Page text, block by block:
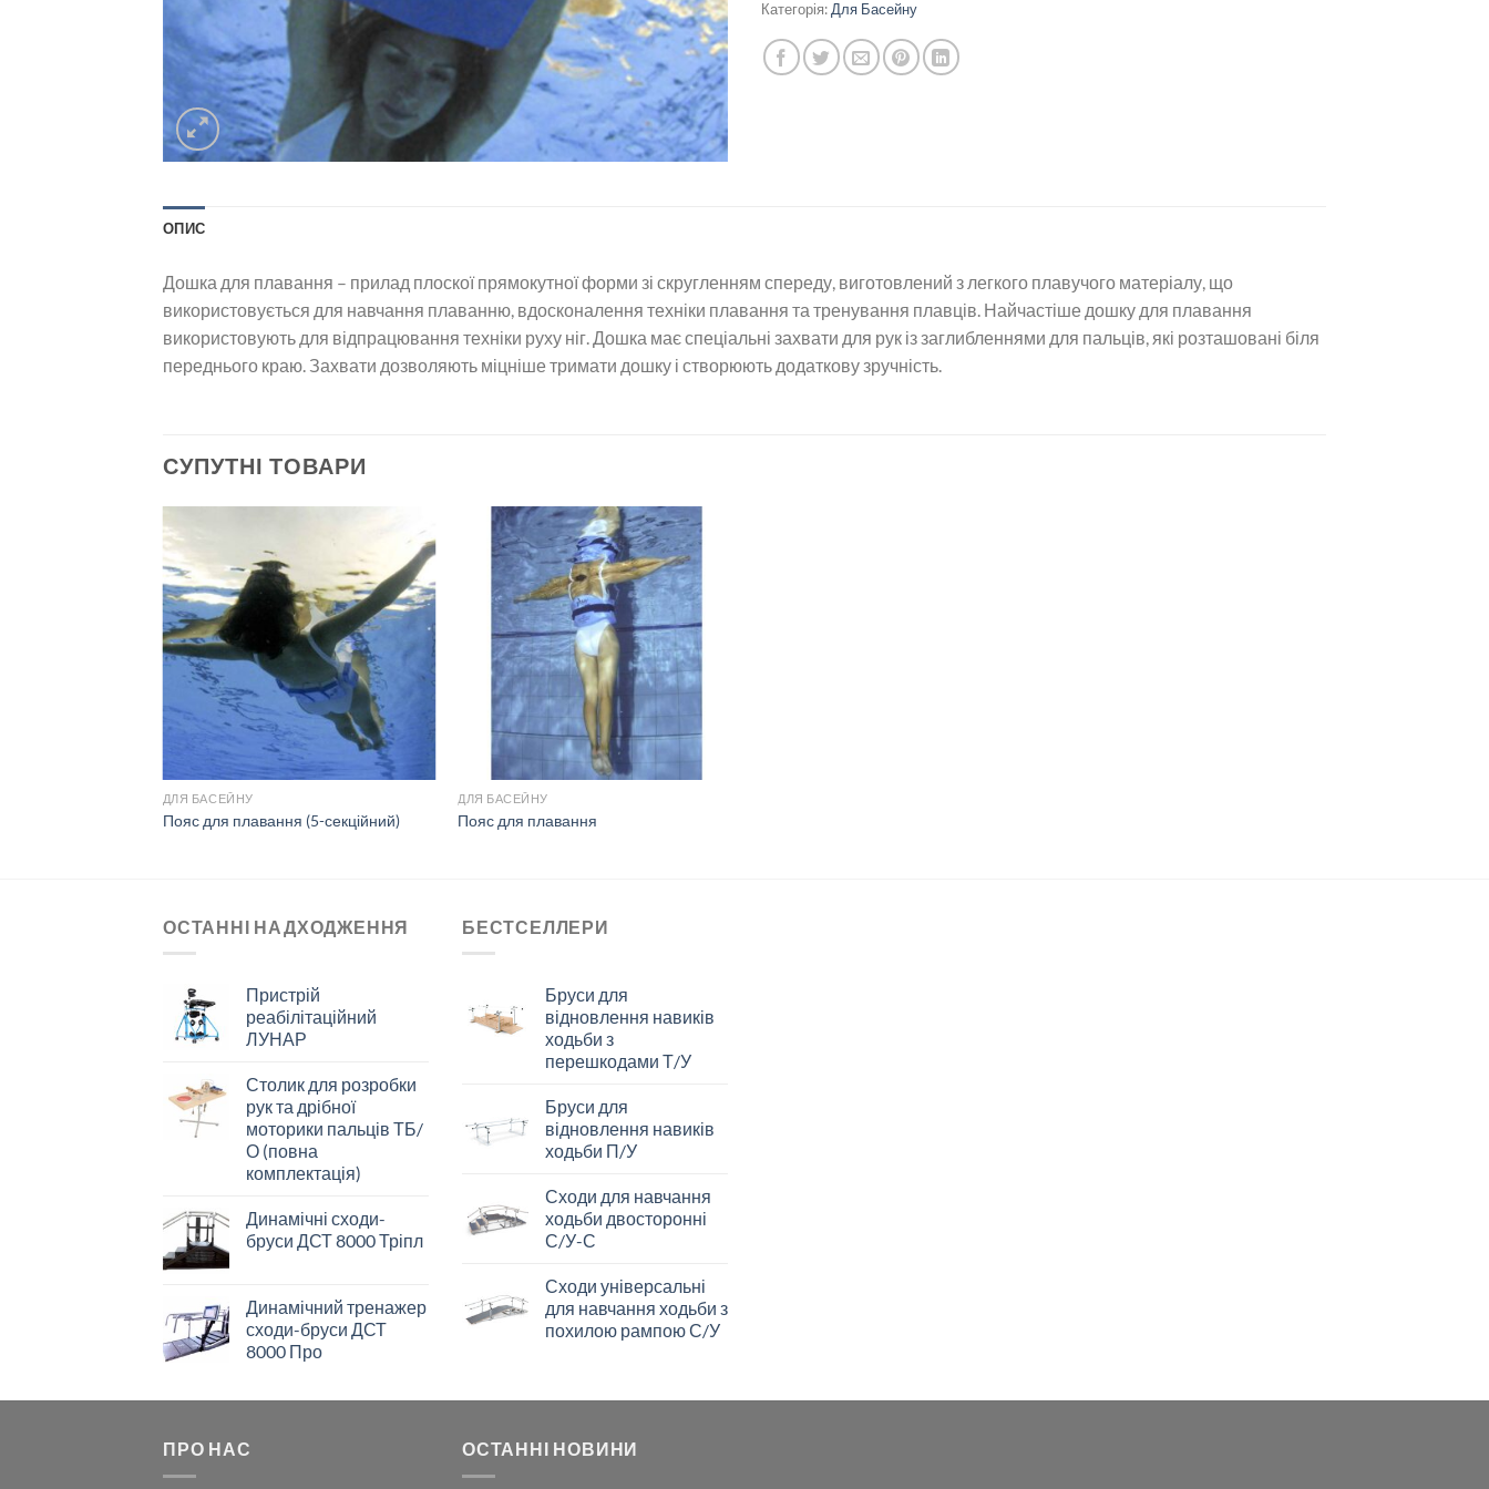
Категорія: Для Басейну
ОПИС
Дошка для плавання – прилад плоскої прямокутної форми зі скругленням спереду, виготовлений з легкого плавучого матеріалу, що
використовується для навчання плаванню, вдосконалення техніки плавання та тренування плавців. Найчастіше дошку для плавання
використовують для відпрацювання техніки руху ніг. Дошка має спеціальні захвати для рук із заглибленнями для пальців, які розташовані біля
переднього краю. Захвати дозволяють міцніше тримати дошку і створюють додаткову зручність.
СУПУТНІ ТОВАРИ
ДЛЯ БАСЕЙНУ
Пояс для плавання (5-секційний)
ДЛЯ БАСЕЙНУ
Пояс для плавання
ОСТАННІ НАДХОДЖЕННЯ
Пристрій
реабілітаційний
ЛУНАР
Столик для розробки
рук та дрібної
моторики пальців ТБ/
О (повна
комплектація)
Динамічні сходи-
бруси ДСТ 8000 Тріпл
Динамічний тренажер
сходи-бруси ДСТ
8000 Про
БЕСТСЕЛЛЕРИ
Бруси для
відновлення навиків
ходьби з
перешкодами Т/У
Бруси для
відновлення навиків
ходьби П/У
Сходи для навчання
ходьби двосторонні
С/У-С
Сходи універсальні
для навчання ходьби з
похилою рампою С/У
ПРО НАС ОСТАННІ НОВИНИ